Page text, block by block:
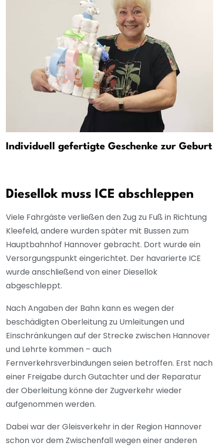
Individuell gefertigte Geschenke zur Geburt
Diesellok muss ICE abschleppen
Viele Fahrgäste verließen den Zug zu Fuß in Richtung
Kleefeld, andere wurden später mit Bussen zum
Hauptbahnhof Hannover gebracht. Dort wurde ein
Versorgungspunkt eingerichtet. Der havarierte ICE
wurde anschließend von einer Diesellok
abgeschleppt.
Nach Angaben der Bahn kann es wegen der
beschädigten Oberleitung zu Umleitungen und
Einschränkungen auf der Strecke zwischen Hannover
und Lehrte kommen – auch
Fernverkehrsverbindungen seien betroffen. Erst nach
einer Freigabe durch Gutachter und der Reparatur
der Oberleitung könne der Zugverkehr wieder
aufgenommen werden.
Dabei war der Gleisverkehr in der Region Hannover
schon vor dem Zwischenfall wegen einer anderen